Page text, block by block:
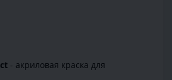
- акриловая краска для